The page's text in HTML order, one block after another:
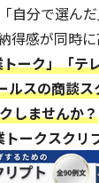
自分で選ん
感が同時に
ーク」「テ
ルスの商談
しませんか？
ークスクリ